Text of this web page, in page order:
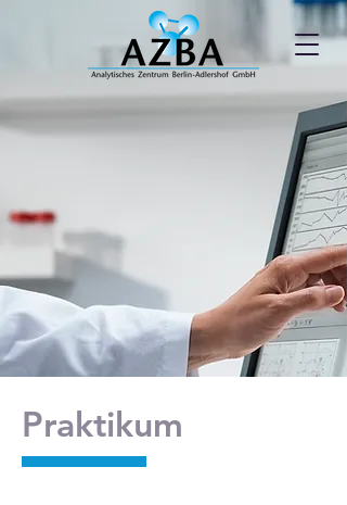
Praktikum